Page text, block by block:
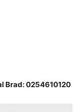
Brad: 0254610120